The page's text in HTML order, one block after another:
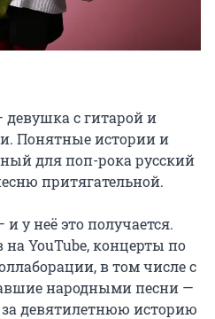
с гитарой и
Понятные истории и
для поп-рока русский
притягательной.
у неё это получается.
YouTube, концерты по
в том числе с
народными песни —
за девятилетнюю историю